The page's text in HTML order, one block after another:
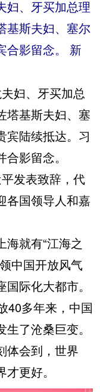
妇、牙买加总理
基斯夫妇、塞尔
合影留念。 新
妇、牙买加总
塔基斯夫妇、塞
宾陆续抵达。习
影留念。
发表致辞，代
各国领导人和嘉
就有“江海之
中国开放风气
际化大都市。
40多年来，中国
了沧桑巨变。
体会到，世界
更好。